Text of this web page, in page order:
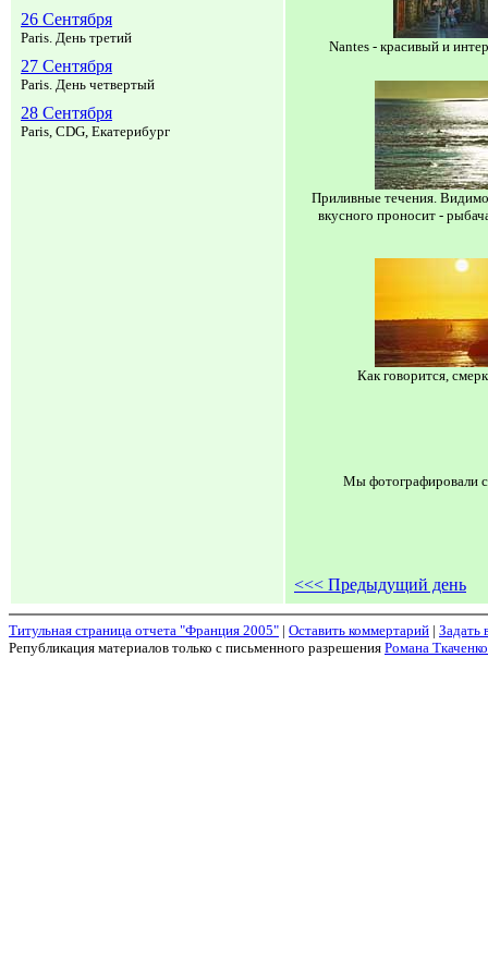
26 Сентября
Paris. День третий
27 Сентября
Paris. День четвертый
28 Сентября
Paris, CDG, Екатерибург
Nantes - красивый и
Приливные течения.
вкусного проносит -
Как говорится,
Мы фотографировали
<<< Предыдущий день
Титульная страница отчета "Франция 2005" | Оставить коммертарий | Задать
Републикация материалов только с письменного разрешения Романа Ткаченко